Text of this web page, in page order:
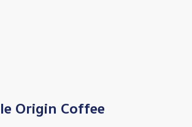
Origin Coffee